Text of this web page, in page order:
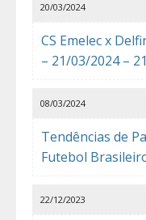
CS Emelec x
– 21/03/2024 –
20/03/2024
Tendências de
Futebol
08/03/2024
22/12/2023